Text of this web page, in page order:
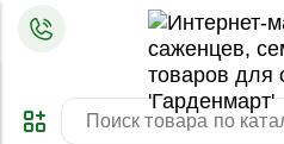
ПРЕДЗАКАЗ
ЗАБРОНИРОВАТЬ
ЛУЧШЕЕ